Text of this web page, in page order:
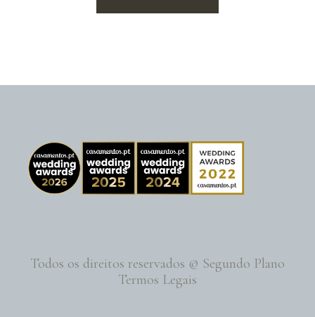
Todos os direitos reservados © Segundo Plano
Termos Legais